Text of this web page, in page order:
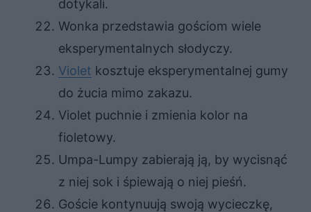
dotykali.
Wonka przedstawia gościom wiele
eksperymentalnych słodyczy.
Violet kosztuje eksperymentalnej gumy
do żucia mimo zakazu.
Violet puchnie i zmienia kolor na
fioletowy.
Umpa-Lumpy zabierają ją, by wycisnąć
z niej sok i śpiewają o niej pieśń.
Goście kontynuują swoją wycieczkę,